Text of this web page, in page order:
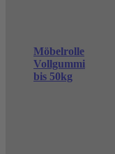
Möbelrolle
Vollgummi
bis 50kg